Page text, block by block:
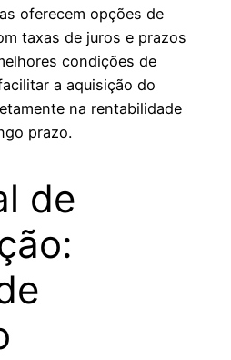
oferecem opções de
taxas de juros e prazos
condições de
a aquisição do
na rentabilidade
prazo.
de